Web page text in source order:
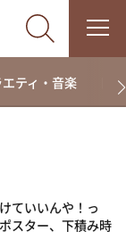
ティ・音楽 ド
ていいんや！っ
スター、下積み時